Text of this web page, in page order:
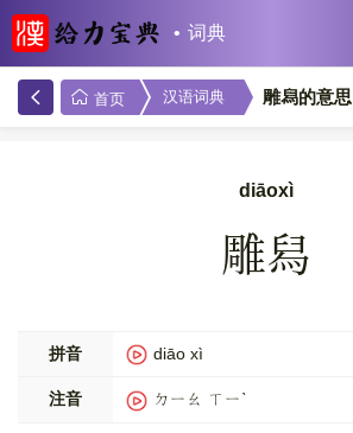
词典
首页 汉语词典 雕舄的意思
diāoxì
雕舄
拼音 diāo xì
注音 ㄉㄧㄠ ㄒㄧˋ